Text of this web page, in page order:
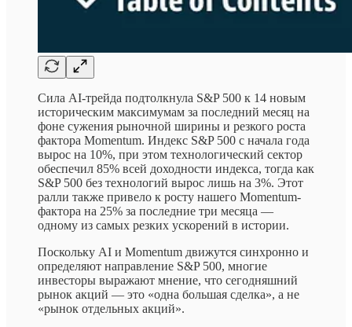
Сила AI-трейда подтолкнула S&P 500 к 14 новым
историческим максимумам за последний месяц на
фоне сужения рыночной ширины и резкого роста
фактора Momentum. Индекс S&P 500 с начала года
вырос на 10%, при этом технологический сектор
обеспечил 85% всей доходности индекса, тогда как
S&P 500 без технологий вырос лишь на 3%. Этот
ралли также привело к росту нашего Momentum-
фактора на 25% за последние три месяца —
одному из самых резких ускорений в истории.
Поскольку AI и Momentum движутся синхронно и
определяют направление S&P 500, многие
инвесторы выражают мнение, что сегодняшний
рынок акций — это «одна большая сделка», а не
«рынок отдельных акций».